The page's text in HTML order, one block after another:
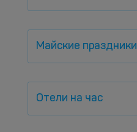
Майские праздники
Отели на час